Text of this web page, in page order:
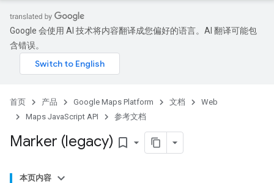
Google 会使用 AI 技术将内容翻译成您偏好的语言。AI 翻译可能包
含错误。
首页 产品 Google Maps Platform 文档
Web
Maps JavaScript API
参考文档
Marker (legacy) bookmark_border
本页内容